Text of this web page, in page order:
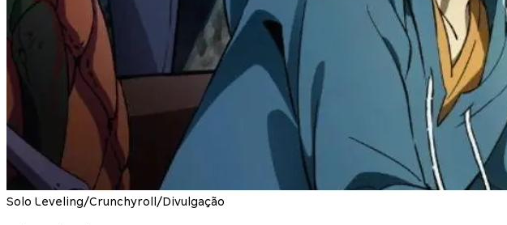
Solo Leveling/Crunchyroll/Divulgação